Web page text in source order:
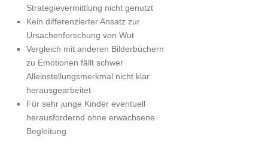
Strategievermittlung nicht genutzt
Kein differenzierter Ansatz zur
Ursachenforschung von Wut
Vergleich mit anderen Bilderbüchern
zu Emotionen fällt schwer
Alleinstellungsmerkmal nicht klar
herausgearbeitet
Für sehr junge Kinder eventuell
herausfordernd ohne erwachsene
Begleitung